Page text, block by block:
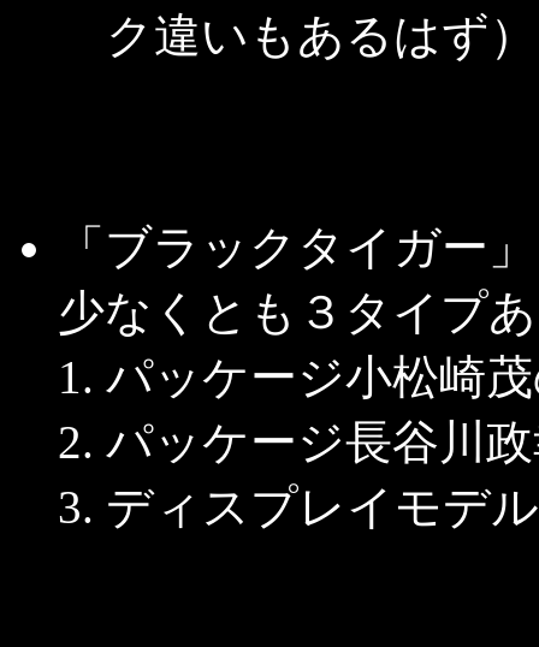
ク違いもあるはず）
「ブラックタイガー」
少なくとも３タイプ
パッケージ小松崎
パッケージ長谷川
ディスプレイモデル